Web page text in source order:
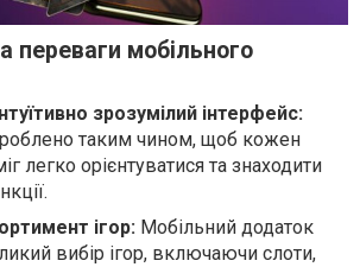
переваги мобільного
зрозумілий інтерфейс:
таким чином, щоб кожен
легко орієнтуватися та знаходити
ігор: Мобільний додаток
вибір ігор, включаючи слоти,